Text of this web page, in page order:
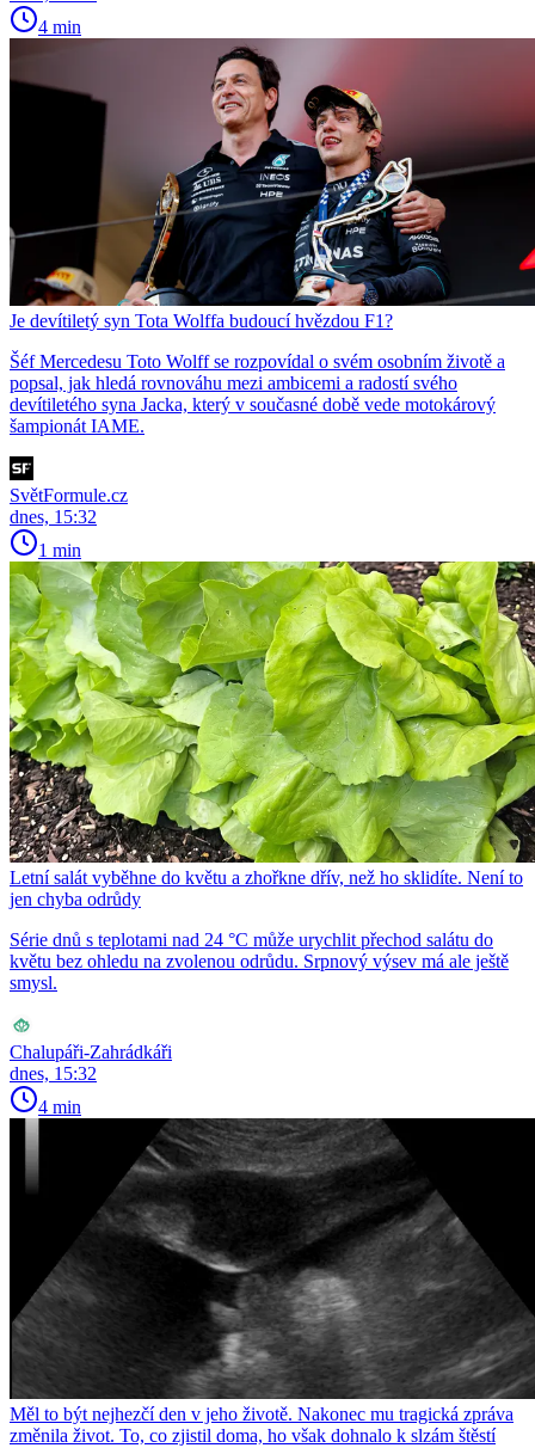
4 min
Je devítiletý syn Tota Wolffa budoucí hvězdou F1?
Šéf Mercedesu Toto Wolff se rozpovídal o svém osobním životě a
popsal, jak hledá rovnováhu mezi ambicemi a radostí svého
devítiletého syna Jacka, který v současné době vede motokárový
šampionát IAME.
SvětFormule.cz
dnes, 15:32
1 min
Letní salát vyběhne do květu a zhořkne dřív, než ho sklidíte. Není to
jen chyba odrůdy
Série dnů s teplotami nad 24 °C může urychlit přechod salátu do
květu bez ohledu na zvolenou odrůdu. Srpnový výsev má ale ještě
smysl.
Chalupáři-Zahrádkáři
dnes, 15:32
4 min
Měl to být nejhezčí den v jeho životě. Nakonec mu tragická zpráva
změnila život. To, co zjistil doma, ho však dohnalo k slzám štěstí